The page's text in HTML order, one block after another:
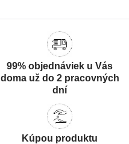
99% objednáviek u Vás
doma už do 2 pracovných
dní
Kúpou produktu